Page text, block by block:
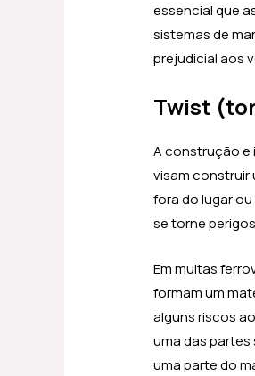
essencial que
sistemas de
prejudicial aos
Twist
A construção e
visam construir
fora do lugar
se torne
Em muitas
formam um
alguns riscos
uma das
uma parte do